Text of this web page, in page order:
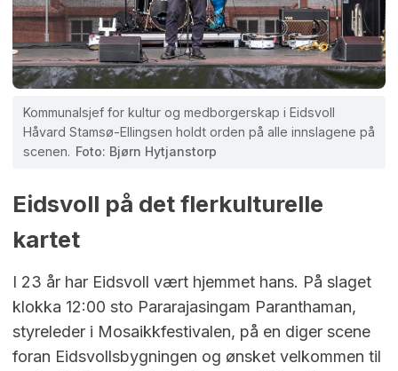
Kommunalsjef for kultur og medborgerskap i Eidsvoll
Håvard Stamsø-Ellingsen holdt orden på alle innslagene på
scenen. Foto: Bjørn Hytjanstorp
Eidsvoll på det flerkulturelle
kartet
I 23 år har Eidsvoll vært hjemmet hans. På slaget
klokka 12:00 sto Pararajasingam Paranthaman,
styreleder i Mosaikkfestivalen, på en diger scene
foran Eidsvollsbygningen og ønsket velkommen til